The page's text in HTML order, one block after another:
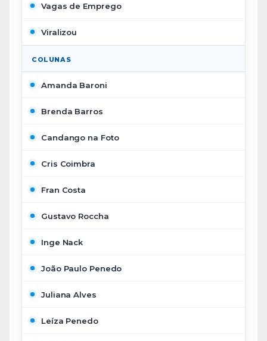
Vagas de Emprego
Viralizou
COLUNAS
Amanda Baroni
Brenda Barros
Candango na Foto
Cris Coimbra
Fran Costa
Gustavo Roccha
Inge Nack
João Paulo Penedo
Juliana Alves
Leíza Penedo